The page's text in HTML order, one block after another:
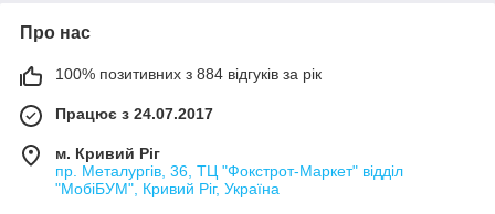
Про нас
100% позитивних з 884 відгуків за рік
Працює з 24.07.2017
м. Кривий Ріг
пр. Металургів, 36, ТЦ "Фокстрот-Маркет" відділ
"МобіБУМ", Кривий Ріг, Україна